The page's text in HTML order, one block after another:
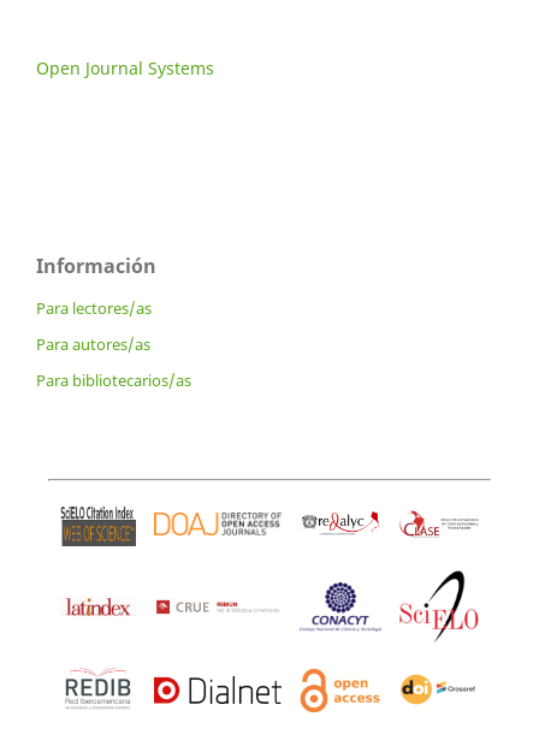
Open Journal Systems
Información
Para lectores/as
Para autores/as
Para bibliotecarios/as